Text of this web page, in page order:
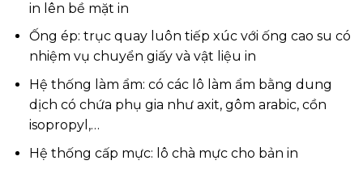
in lên bề mặt in
Ống ép: trục quay luôn tiếp xúc với ống cao su có
nhiệm vụ chuyển giấy và vật liệu in
Hệ thống làm ẩm: có các lô làm ẩm bằng dung
dịch có chứa phụ gia như axit, gôm arabic, cồn
isopropyl,…
Hệ thống cấp mực: lô chà mực cho bản in